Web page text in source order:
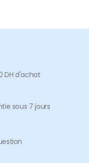
DH d'achat
sous 7 jours